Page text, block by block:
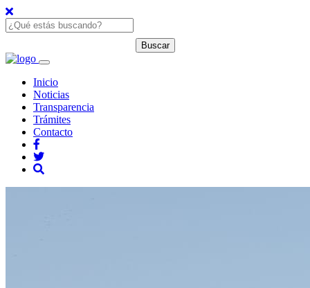
Inicio
Noticias
Transparencia
Trámites
Contacto